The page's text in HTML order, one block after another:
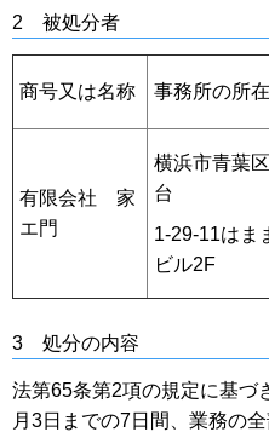
2 被処分者
商号又は名称 事務所の所
有限会社 家
エ門
横浜市青葉
台
1-29-11はま
ビル2F
3 処分の内容
法第65条第2項の規定に基づ
月3日までの7日間、業務の